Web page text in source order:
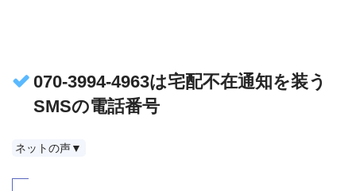
070-3994-4963は宅配不在通知を装う
SMSの電話番号
ネットの声▼